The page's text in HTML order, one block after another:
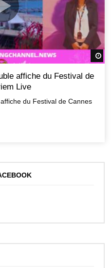
affiche du Festival de
Live
du Festival de Cannes